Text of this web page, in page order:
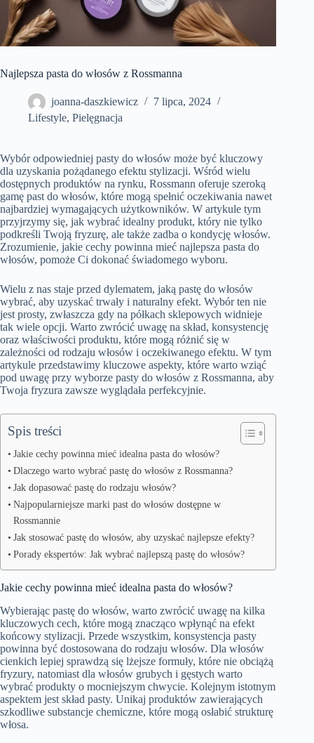
Najlepsza pasta do włosów z Rossmanna
joanna-daszkiewicz
7 lipca, 2024
Lifestyle, Pielęgnacja
Wybór odpowiedniej pasty do włosów może być kluczowy
dla uzyskania pożądanego efektu stylizacji. Wśród wielu
dostępnych produktów na rynku, Rossmann oferuje szeroką
gamę past do włosów, które mogą spełnić oczekiwania nawet
najbardziej wymagających użytkowników. W artykule tym
przyjrzymy się, jak wybrać idealny produkt, który nie tylko
podkreśli Twoją fryzurę, ale także zadba o kondycję włosów.
Zrozumienie, jakie cechy powinna mieć najlepsza pasta do
włosów, pomoże Ci dokonać świadomego wyboru.
Wielu z nas staje przed dylematem, jaką pastę do włosów
wybrać, aby uzyskać trwały i naturalny efekt. Wybór ten nie
jest prosty, zwłaszcza gdy na półkach sklepowych widnieje
tak wiele opcji. Warto zwrócić uwagę na skład, konsystencję
oraz właściwości produktu, które mogą różnić się w
zależności od rodzaju włosów i oczekiwanego efektu. W tym
artykule przedstawimy kluczowe aspekty, które warto wziąć
pod uwagę przy wyborze pasty do włosów z Rossmanna, aby
Twoja fryzura zawsze wyglądała perfekcyjnie.
Spis treści
Jakie cechy powinna mieć idealna pasta do włosów?
Dlaczego warto wybrać pastę do włosów z Rossmanna?
Jak dopasować pastę do rodzaju włosów?
Najpopularniejsze marki past do włosów dostępne w
Rossmannie
Jak stosować pastę do włosów, aby uzyskać najlepsze efekty?
Porady ekspertów: Jak wybrać najlepszą pastę do włosów?
Jakie cechy powinna mieć idealna pasta do włosów?
Wybierając pastę do włosów, warto zwrócić uwagę na kilka
kluczowych cech, które mogą znacząco wpłynąć na efekt
końcowy stylizacji. Przede wszystkim, konsystencja pasty
powinna być dostosowana do rodzaju włosów. Dla włosów
cienkich lepiej sprawdzą się lżejsze formuły, które nie obciążą
fryzury, natomiast dla włosów grubych i gęstych warto
wybrać produkty o mocniejszym chwycie. Kolejnym istotnym
aspektem jest skład pasty. Unikaj produktów zawierających
szkodliwe substancje chemiczne, które mogą osłabić strukturę
włosa.